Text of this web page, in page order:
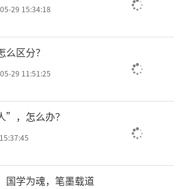
29 15:34:18
区分？
29 11:51:25
”，怎么办？
国学为魂，笔墨载道